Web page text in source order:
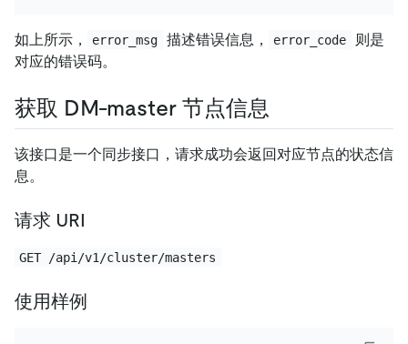
如上所示， error_msg 描述错误信息， error_code
则是
对应的错误码。
获取 DM-master 节点信息
该接口是一个同步接口，请求成功会返回对应节点的状态信
息。
请求 URI
GET /api/v1/cluster/masters
使用样例